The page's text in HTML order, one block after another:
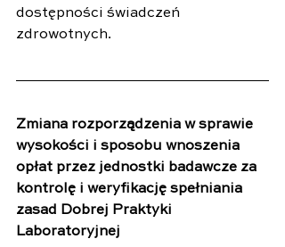
dostępności świadczeń
zdrowotnych.
Zmiana rozporządzenia w sprawie
wysokości i sposobu wnoszenia
opłat przez jednostki badawcze za
kontrolę i weryfikację spełniania
zasad Dobrej Praktyki
Laboratoryjnej